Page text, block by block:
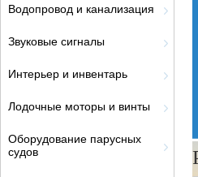
Водопровод и канализация
Звуковые сигналы
Интерьер и инвентарь
Лодочные моторы и винты
Оборудование парусных
судов